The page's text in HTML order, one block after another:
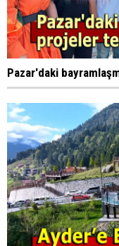
Pazar'daki